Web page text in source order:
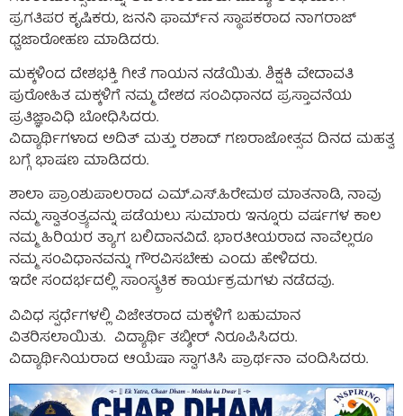
ಪ್ರಗತಿಪರ ಕೃಷಿಕರು, ಜನನಿ ಫಾರ್ಮ್‌ನ ಸ್ಥಾಪಕರಾದ ನಾಗರಾಜ್
ಧ್ವಜಾರೋಹಣ ಮಾಡಿದರು.
ಮಕ್ಕಳಿಂದ ದೇಶಭಕ್ತಿ ಗೀತೆ ಗಾಯನ ನಡೆಯಿತು. ಶಿಕ್ಷಕಿ ವೇದಾವತಿ
ಪುರೋಹಿತ ಮಕ್ಕಳಿಗೆ ನಮ್ಮ ದೇಶದ ಸಂವಿಧಾನದ ಪ್ರಸ್ತಾವನೆಯ
ಪ್ರತಿಜ್ಞಾವಿಧಿ ಬೋಧಿಸಿದರು.
ವಿದ್ಯಾರ್ಥಿಗಳಾದ ಅದಿತ್ ಮತ್ತು ರಶಾದ್ ಗಣರಾಜೋತ್ಸವ ದಿನದ ಮಹತ್ವ
ಬಗ್ಗೆ ಭಾಷಣ ಮಾಡಿದರು.
ಶಾಲಾ ಪ್ರಾಂಶುಪಾಲರಾದ ಎಮ್.ಎಸ್.ಹಿರೇಮಠ ಮಾತನಾಡಿ, ನಾವು
ನಮ್ಮ ಸ್ವಾತಂತ್ರ್ಯವನ್ನು ಪಡೆಯಲು ಸುಮಾರು ಇನ್ನೂರು ವರ್ಷಗಳ ಕಾಲ
ನಮ್ಮ ಹಿರಿಯರ ತ್ಯಾಗ ಬಲಿದಾನವಿದೆ. ಭಾರತೀಯರಾದ ನಾವೆಲ್ಲರೂ
ನಮ್ಮ ಸಂವಿಧಾನವನ್ನು ಗೌರವಿಸಬೇಕು ಎಂದು ಹೇಳಿದರು.
ಇದೇ ಸಂದರ್ಭದಲ್ಲಿ ಸಾಂಸ್ಕ್ರತಿಕ ಕಾರ್ಯಕ್ರಮಗಳು ನಡೆದವು.
ವಿವಿಧ ಸ್ಪರ್ಧೆಗಳಲ್ಲಿ ವಿಜೇತರಾದ ಮಕ್ಕಳಿಗೆ ಬಹುಮಾನ
ವಿತರಿಸಲಾಯಿತು. ವಿದ್ಯಾರ್ಥಿ ತಬ್ಶೀರ್ ನಿರೂಪಿಸಿದರು.
ವಿದ್ಯಾರ್ಥಿನಿಯರಾದ ಆಯೆಷಾ ಸ್ವಾಗತಿಸಿ ಪ್ರಾರ್ಥನಾ ವಂದಿಸಿದರು.